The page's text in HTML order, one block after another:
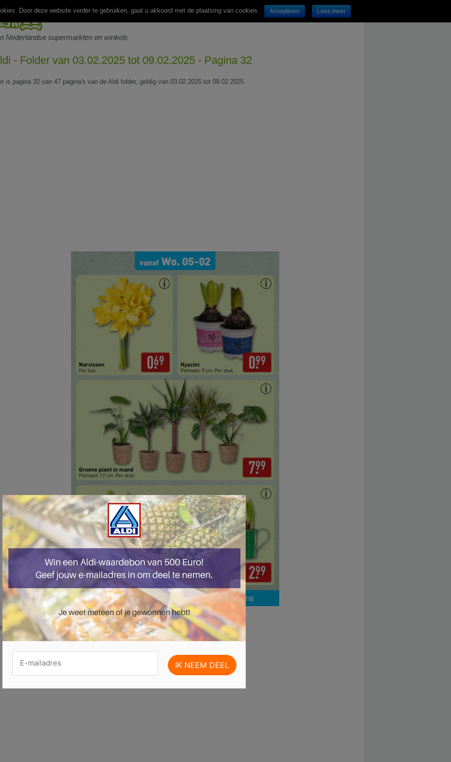
Nederlandse supermarkten en winkels
- Folder van 03.02.2025 tot 09.02.2025 - Pagina 32
is pagina 32 van 47 pagina's van de Aldi folder, geldig van 03.02.2025 tot 09.02.2025.
is pagina 32 van 47 pagina's van de Aldi folder, geldig van 03.02.2025 tot 09.02.2025.
Door deze website verder te gebruiken, gaat u akkoord met de plaatsing van cookies. Accepteren Lees meer
×